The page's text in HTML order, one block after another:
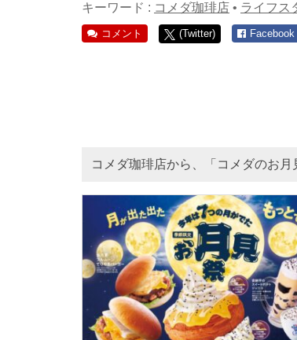
キーワード : コメダ珈琲店 • ライフス
コメント (Twitter) Facebook
コメダ珈琲店から、「コメダのお